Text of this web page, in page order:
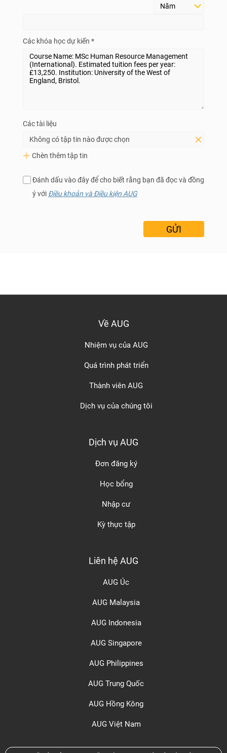
Các khóa học dự kiến *
Các tài liệu
Không có tập tin nào được chọn
Chèn thêm tập tin
Đánh dấu vào đây để cho biết rằng bạn đã đọc và đồng
ý với Điều khoản và Điều kiện AUG
Về AUG
Nhiệm vụ của AUG
Quá trình phát triển
Thành viên AUG
Dịch vụ của chúng tôi
Dịch vụ AUG
Đơn đăng ký
Học bổng
Nhập cư
Kỳ thực tập
Liên hệ AUG
AUG Úc
AUG Malaysia
AUG Indonesia
AUG Singapore
AUG Philippines
AUG Trung Quốc
AUG Hồng Kông
AUG Việt Nam